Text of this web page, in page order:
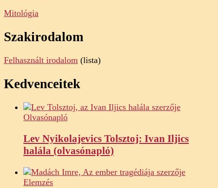
Mitológia
Szakirodalom
Felhasznált irodalom (lista)
Kedvenceitek
Olvasónapló
Lev Nyikolajevics Tolsztoj: Ivan Iljics
halála (olvasónapló)
Elemzés